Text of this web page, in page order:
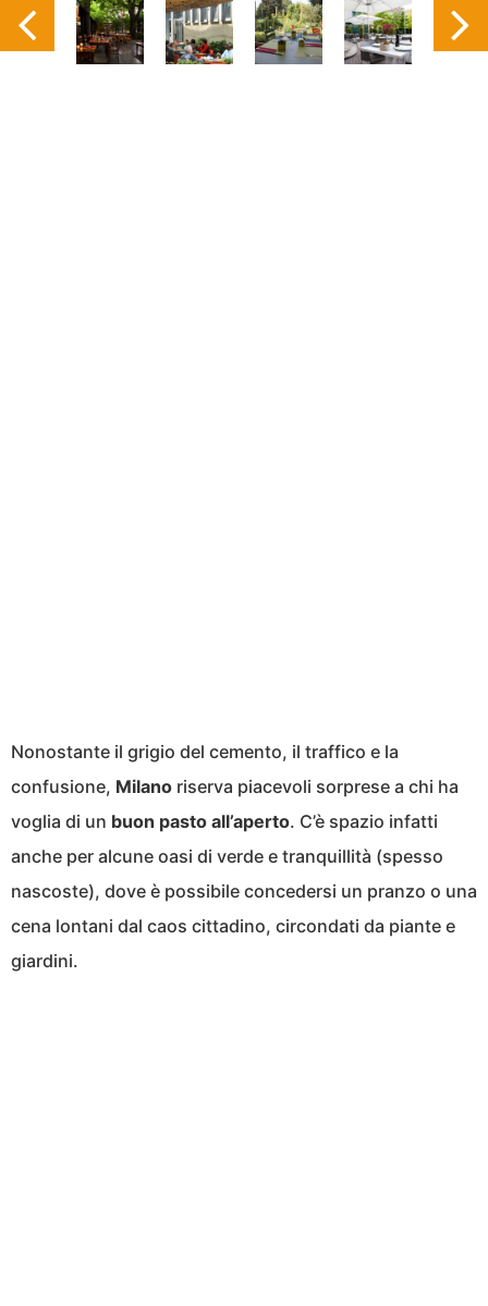
Nonostante il grigio del cemento, il traffico e la
confusione, Milano riserva piacevoli sorprese a chi ha
voglia di un buon pasto all’aperto. C’è spazio infatti
anche per alcune oasi di verde e tranquillità (spesso
nascoste), dove è possibile concedersi un pranzo o una
cena lontani dal caos cittadino, circondati da piante e
giardini.